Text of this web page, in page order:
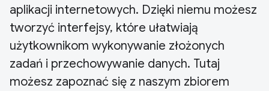
aplikacji internetowych. Dzięki niemu możesz
tworzyć interfejsy, które ułatwiają
użytkownikom wykonywanie złożonych
zadań i przechowywanie danych. Tutaj
możesz zapoznać się z naszym zbiorem